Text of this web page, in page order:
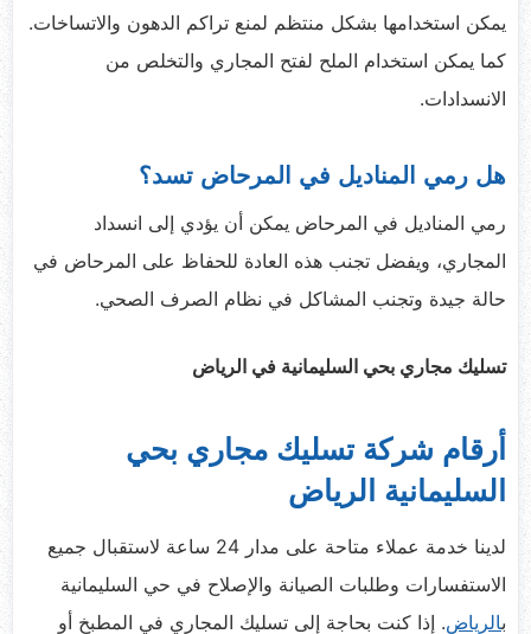
يمكن استخدامها بشكل منتظم لمنع تراكم الدهون والاتساخات.
كما يمكن استخدام الملح لفتح المجاري والتخلص من
الانسدادات.
هل رمي المناديل في المرحاض تسد؟
رمي المناديل في المرحاض يمكن أن يؤدي إلى انسداد
المجاري، ويفضل تجنب هذه العادة للحفاظ على المرحاض في
حالة جيدة وتجنب المشاكل في نظام الصرف الصحي.
تسليك مجاري بحي السليمانية في الرياض
أرقام شركة تسليك مجاري بحي
السليمانية الرياض
لدينا خدمة عملاء متاحة على مدار 24 ساعة لاستقبال جميع
الاستفسارات وطلبات الصيانة والإصلاح في حي السليمانية
بالرياض. إذا كنت بحاجة إلى تسليك المجاري في المطبخ أو